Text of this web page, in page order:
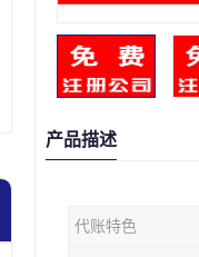
产品描述
代账特色